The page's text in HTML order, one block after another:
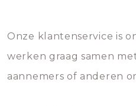
Onze klantenservice is
werken graag samen
aannemers of anderen